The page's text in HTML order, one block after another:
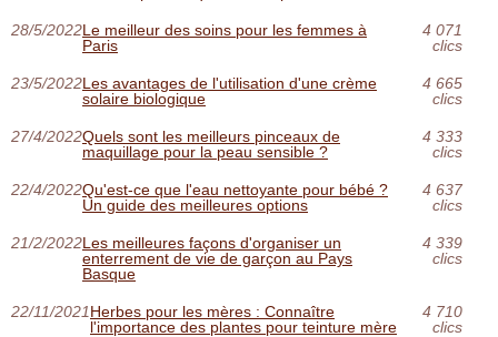
28/5/2022Le meilleur des soins pour les femmes à
Paris
4 071
clics
23/5/2022Les avantages de l'utilisation d'une crème
solaire biologique
4 665
clics
27/4/2022Quels sont les meilleurs pinceaux de
maquillage pour la peau sensible ?
4 333
clics
22/4/2022Qu'est-ce que l'eau nettoyante pour bébé ?
Un guide des meilleures options
4 637
clics
21/2/2022Les meilleures façons d'organiser un
enterrement de vie de garçon au Pays
Basque
4 339
clics
22/11/2021Herbes pour les mères : Connaître
l'importance des plantes pour teinture mère
4 710
clics